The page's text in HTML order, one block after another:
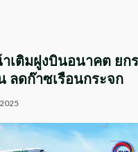
าเติมฝูงบินอนาคต ยก
ลดก๊าซเรือนกระจก